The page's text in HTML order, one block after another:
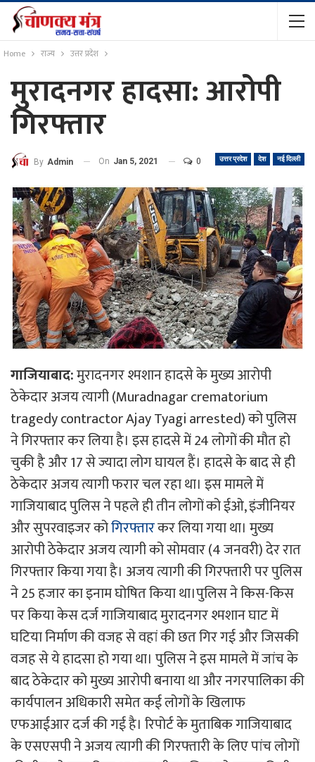
Home राज्य उत्तर प्रदेश
मुरादनगर हादसा: आरोपी
गिरफ्तार
उत्तर प्रदेश देश नई दिल्ली
By Admin On Jan 5, 2021 0
गाजियाबाद:मुरादनगर श्मशान हादसे के मुख्य आरोपी
ठेकेदार अजय त्यागी (Muradnagar crematorium
tragedy contractor Ajay Tyagi arrested) को पुलिस
ने गिरफ्तार कर लिया है। इस हादसे में 24 लोगों की मौत हो
चुकी है और 17 से ज्यादा लोग घायल हैं। हादसे के बाद से ही
ठेकेदार अजय त्यागी फरार चल रहा था। इस मामले में
गाजियाबाद पुलिस ने पहले ही तीन लोगों को ईओ, इंजीनियर
और सुपरवाइजर कोगिरफ्तारकर लिया गया था। मुख्य
आरोपी ठेकेदार अजय त्यागी को सोमवार (4 जनवरी) देर रात
गिरफ्तार किया गया है। अजय त्यागी की गिरफ्तारी पर पुलिस
ने 25 हजार का इनाम घोषित किया था।पुलिस ने किस-किस
पर किया केस दर्ज गाजियाबाद मुरादनगर श्मशान घाट में
घटिया निर्माण की वजह से वहां की छत गिर गई और जिसकी
वजह से ये हादसा हो गया था। पुलिस ने इस मामले में जांच के
बाद ठेकेदार को मुख्य आरोपी बनाया था और नगरपालिका की
कार्यपालन अधिकारी समेत कई लोगों के खिलाफ
एफआईआर दर्ज की गई है। रिपोर्ट के मुताबिक गाजियाबाद
के एसएसपी ने अजय त्यागी की गिरफ्तारी के लिए पांच लोगों